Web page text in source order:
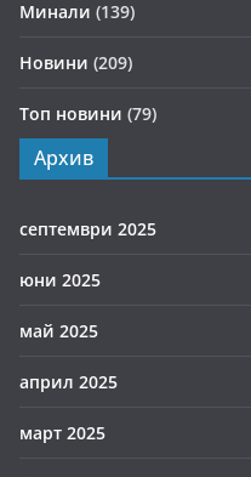
Минали (139)
Новини (209)
Топ новини (79)
Архив
септември 2025
юни 2025
май 2025
април 2025
март 2025